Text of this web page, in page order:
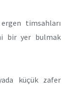
timsahları
bir yer bulmak
küçük zafer